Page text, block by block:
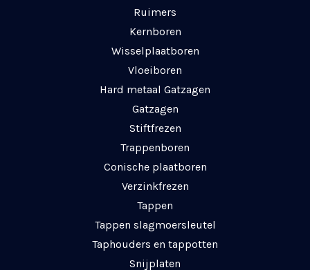
Ruimers
Kernboren
Wisselplaatboren
Vloeiboren
Hard metaal Gatzagen
Gatzagen
Stiftfrezen
Trappenboren
Conische plaatboren
Verzinkfrezen
Tappen
Tappen slagmoersleutel
Taphouders en tappotten
Snijplaten